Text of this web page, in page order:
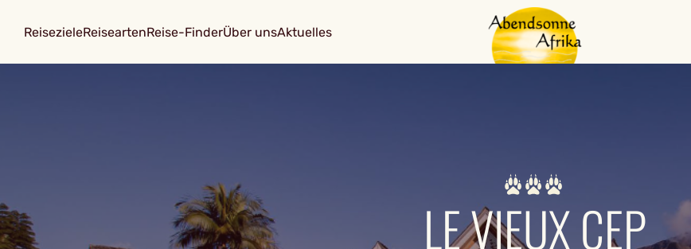
ReisezieleReiseartenReise-FinderÜber unsAktuelles
LE VIEUX CEP